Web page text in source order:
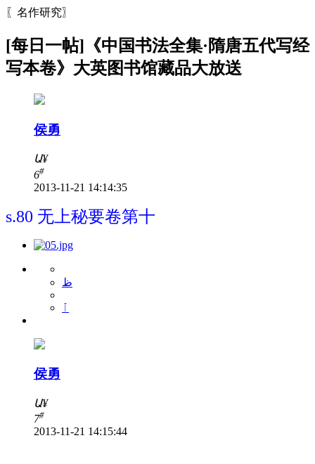
〖名作研究〗
[每日一帖]《中国书法全集·隋唐五代写经
写本卷》大英图书馆藏品大放送
侯勇
Ա¥
6#
2013-11-21 14:14:35
s.80 无上秘要卷第十
ظ
ٱ
侯勇
Ա¥
7#
2013-11-21 14:15:44